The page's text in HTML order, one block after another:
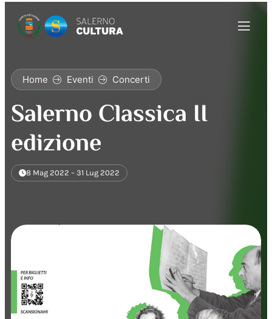
Home Eventi Concerti
Salerno Classica II
edizione
8 Mag 2022 – 31 Lug 2022